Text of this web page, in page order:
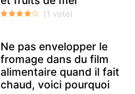
Ne pas envelopper le
fromage dans du film
alimentaire quand il fait
chaud, voici pourquoi